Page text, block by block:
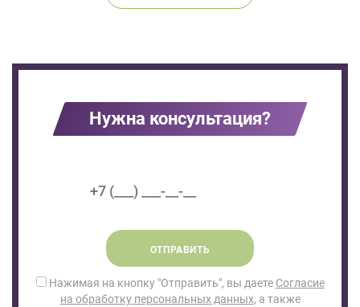
Нужна консультация?
ОТПРАВИТЬ
Нажимая на кнопку "Отправить", вы даете Согласие
на обработку персональных данных, а также